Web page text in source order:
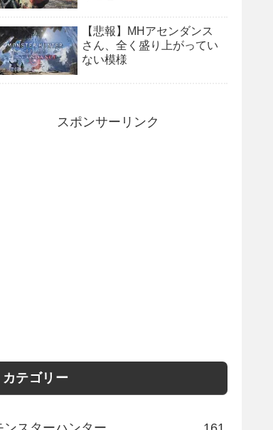
【悲報】MHアセンダンス
さん、全く盛り上がってい
ない模様
スポンサーリンク
カテゴリー